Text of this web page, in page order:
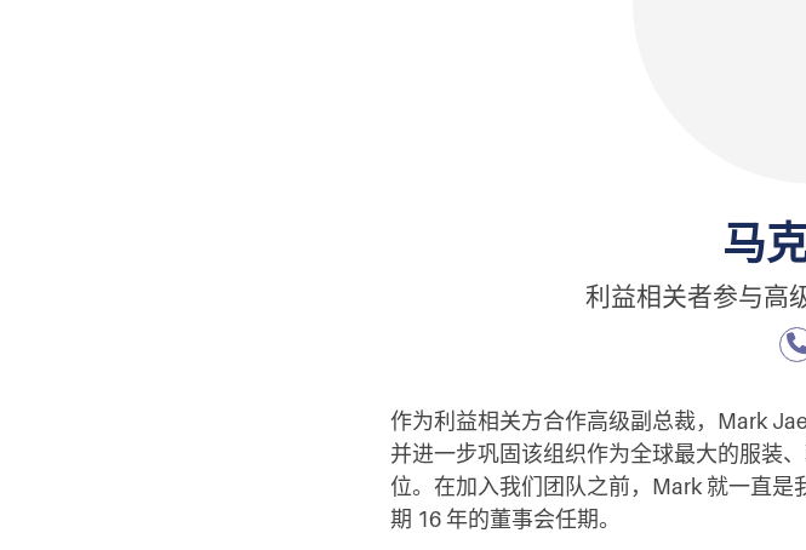
马
利益相关者参与高
作为利益相关方合作高级副总裁，Mark
并进一步巩固该组织作为全球最大的服装
位。在加入我们团队之前，Mark 就一直
期 16 年的董事会任期。